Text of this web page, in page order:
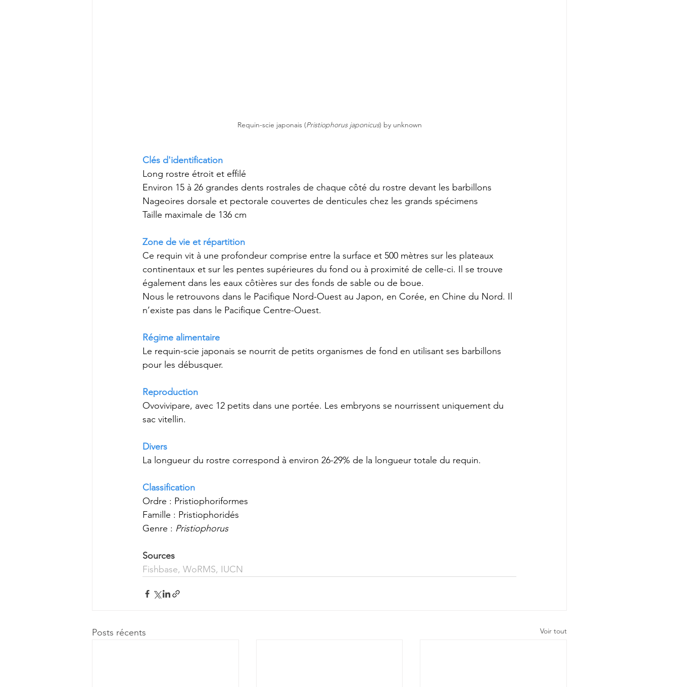
Requin-scie japonais (Pristiophorus japonicus) by unknown
Clés d'identification
Long rostre étroit et effilé
Environ 15 à 26 grandes dents rostrales de chaque côté du rostre devant les barbillons
Nageoires dorsale et pectorale couvertes de denticules chez les grands spécimens
Taille maximale de 136 cm
Zone de vie et répartition
Ce requin vit à une profondeur comprise entre la surface et 500 mètres sur les plateaux
continentaux et sur les pentes supérieures du fond ou à proximité de celle-ci. Il se trouve
également dans les eaux côtières sur des fonds de sable ou de boue.
Nous le retrouvons dans le Pacifique Nord-Ouest au Japon, en Corée, en Chine du Nord. Il
n’existe pas dans le Pacifique Centre-Ouest.
Régime alimentaire
Le requin-scie japonais se nourrit de petits organismes de fond en utilisant ses barbillons
pour les débusquer.
Reproduction
Ovovivipare, avec 12 petits dans une portée. Les embryons se nourrissent uniquement du
sac vitellin.
Divers
La longueur du rostre correspond à environ 26-29% de la longueur totale du requin.
Classification
Ordre : Pristiophoriformes
Famille : Pristiophoridés
Genre : Pristiophorus
Sources
Fishbase, WoRMS, IUCN
Posts récents Voir tout